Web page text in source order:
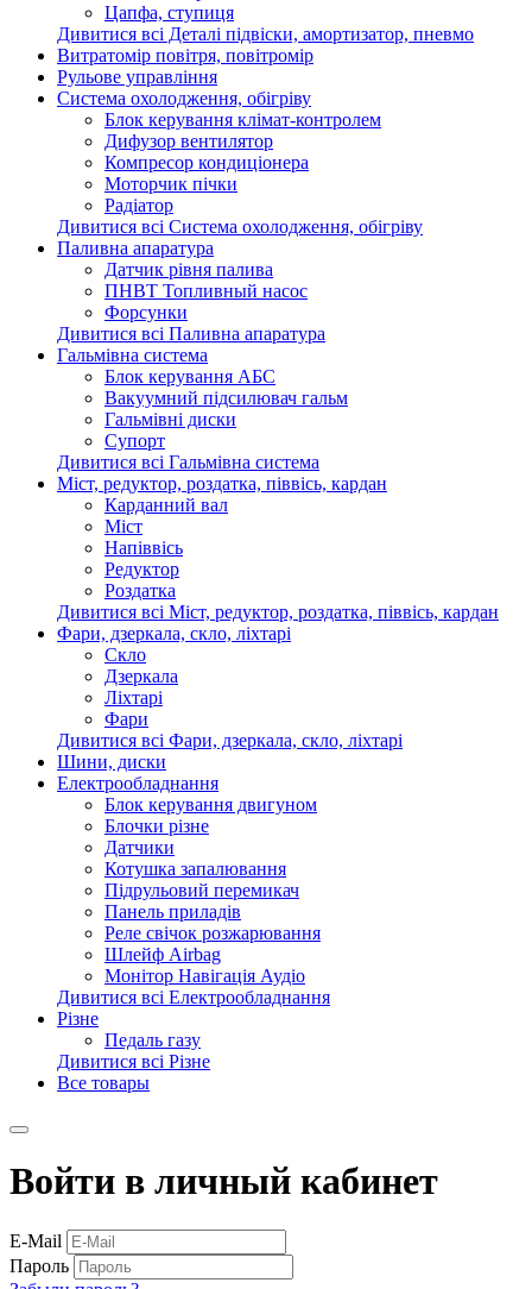
Цапфа, ступиця
Дивитися всі Деталі підвіски, амортизатор, пневмо
Витратомір повітря, повітромір
Рульове управління
Система охолодження, обігріву
Блок керування клімат-контролем
Дифузор вентилятор
Компресор кондиціонера
Моторчик пічки
Радіатор
Дивитися всі Система охолодження, обігріву
Паливна апаратура
Датчик рівня палива
ПНВТ Топливный насос
Форсунки
Дивитися всі Паливна апаратура
Гальмівна система
Блок керування АБС
Вакуумний підсилювач гальм
Гальмівні диски
Супорт
Дивитися всі Гальмівна система
Міст, редуктор, роздатка, піввісь, кардан
Карданний вал
Міст
Напіввісь
Редуктор
Роздатка
Дивитися всі Міст, редуктор, роздатка, піввісь, кардан
Фари, дзеркала, скло, ліхтарі
Cкло
Дзеркала
Ліхтарі
Фари
Дивитися всі Фари, дзеркала, скло, ліхтарі
Шини, диски
Електрообладнання
Блок керування двигуном
Блочки різне
Датчики
Котушка запалювання
Підрульовий перемикач
Панель приладів
Реле свічок розжарювання
Шлейф Airbag
Монітор Навігація Аудіо
Дивитися всі Електрообладнання
Різне
Педаль газу
Дивитися всі Різне
Все товары
Войти в личный кабинет
E-Mail
Пароль